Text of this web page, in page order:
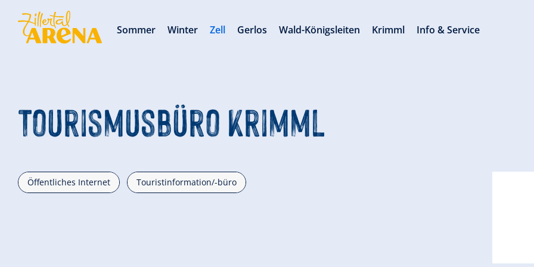
Tourismusbüro Krimml
Öffentliches Internet Touristinformation/-büro
Sommer Winter Zell Gerlos Wald-Königsleiten Krimml Info & Service